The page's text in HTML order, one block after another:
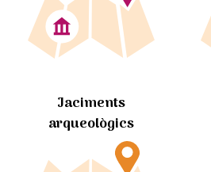
Jaciments
arqueològics